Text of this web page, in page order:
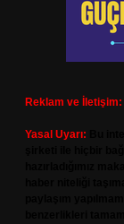
Reklam ve İletişim:
Yasal Uyarı: